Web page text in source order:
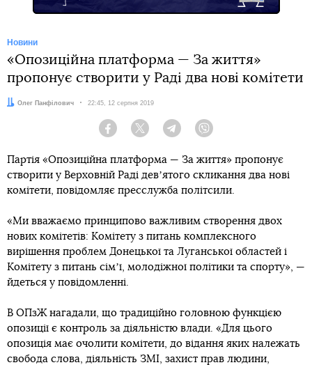
Новини
«Опозиційна платформа — За життя»
пропонує створити у Раді два нові комітети
Автор:
Олег Панфілович Дата:
22:45, 12 серпня 2019
Facebook Twitter Telegram
Партія «Опозиційна платформа — За життя» пропонує
створити у Верховній Раді девʼятого скликання два нові
комітети, повідомляє пресслужба політсили.
«Ми вважаємо принципово важливим створення двох
нових комітетів: Комітету з питань комплексного
вирішення проблем Донецької та Луганської областей і
Комітету з питань сімʼї, молодіжної політики та спорту», —
йдеться у повідомленні.
В ОПзЖ нагадали, що традиційно головною функцією
опозиції є контроль за діяльністю влади. «Для цього
опозиція має очолити комітети, до відання яких належать
свобода слова, діяльність ЗМІ, захист прав людини,